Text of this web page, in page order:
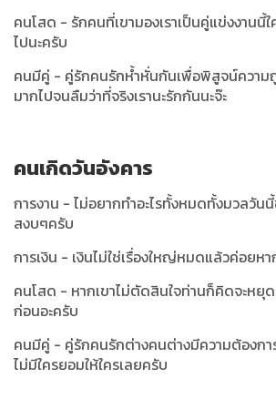
คนโสด - รักคนที่เขามองเราเป็นคู่แข่งงานนี้
ไปนะครับ
คนมีคู่ - คู่รักคนรักห้ำหั่นกันเพื่อพิสูจน์ความ
มากไปจนลืมว่าที่จริงเรานะรักกันนะจ๊ะ
คนเกิดวันอังคาร
การงาน - ไม่อยากทำอะไรทั้งหมดทั้งมวลวัน
สงบๆครับ
การเงิน - เงินไม่ใช่เรื่องใหญ่หมดแล้วค่อยห
คนโสด - หากเขาไม่ตัดสินใจท่านก็คิดจะหยุ
ก่อนอะครับ
คนมีคู่ - คู่รักคนรักต่างคนต่างมีความต้องก
ไม่มีใครยอมให้ใครเลยครับ